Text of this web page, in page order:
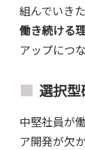
組んでいき
働き続ける
アップにつ
選択
中堅社員が
ア開発が欠